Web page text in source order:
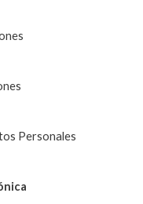
Personales